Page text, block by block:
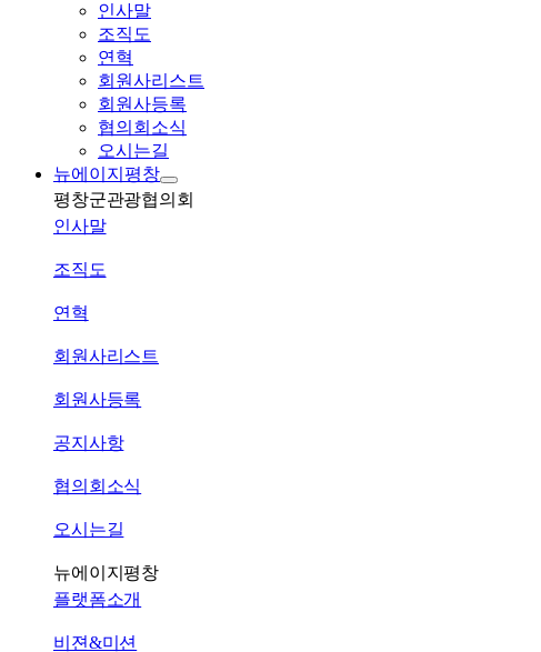
인사말
조직도
연혁
회원사리스트
회원사등록
협의회소식
오시는길
뉴에이지평창
평창군관광협의회
인사말
조직도
연혁
회원사리스트
회원사등록
공지사항
협의회소식
오시는길
뉴에이지평창
플랫폼소개
비젼&미션